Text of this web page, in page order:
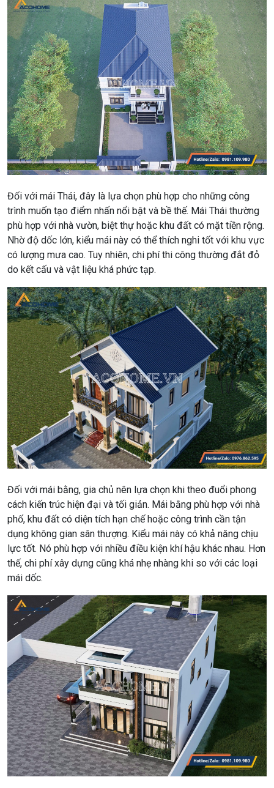
Đối với mái Thái, đây là lựa chọn phù hợp cho những công
trình muốn tạo điểm nhấn nổi bật và bề thế. Mái Thái thường
phù hợp với nhà vườn, biệt thự hoặc khu đất có mặt tiền rộng.
Nhờ độ dốc lớn, kiểu mái này có thể thích nghi tốt với khu vực
có lượng mưa cao. Tuy nhiên, chi phí thi công thường đắt đỏ
do kết cấu và vật liệu khá phức tạp.
Đối với mái bằng, gia chủ nên lựa chọn khi theo đuổi phong
cách kiến trúc hiện đại và tối giản. Mái bằng phù hợp với nhà
phố, khu đất có diện tích hạn chế hoặc công trình cần tận
dụng không gian sân thượng. Kiểu mái này có khả năng chịu
lực tốt. Nó phù hợp với nhiều điều kiện khí hậu khác nhau. Hơn
thế, chi phí xây dựng cũng khá nhẹ nhàng khi so với các loại
mái dốc.